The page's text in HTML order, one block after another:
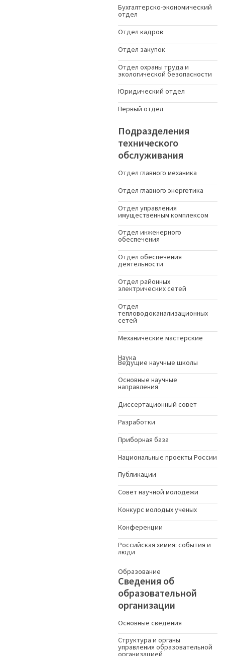
Бухгалтерско-экономический
отдел
Отдел кадров
Отдел закупок
Отдел охраны труда и
экологической безопасности
Юридический отдел
Первый отдел
Подразделения
технического
обслуживания
Отдел главного механика
Отдел главного энергетика
Отдел управления
имущественным комплексом
Отдел инженерного
обеспечения
Отдел обеспечения
деятельности
Отдел районных
электрических сетей
Отдел
тепловодоканализационных
сетей
Механические мастерские
Наука
Ведущие научные школы
Основные научные
направления
Диссертационный совет
Разработки
Приборная база
Национальные проекты России
Публикации
Совет научной молодежи
Конкурс молодых ученыx
Конференции
Российская химия: события и
люди
Образование
Сведения об
образовательной
организации
Основные сведения
Структура и органы
управления образовательной